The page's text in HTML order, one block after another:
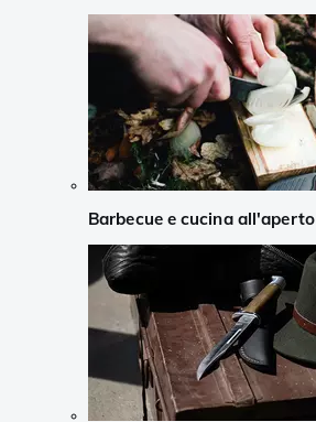
Barbecue e cucina all'aperto